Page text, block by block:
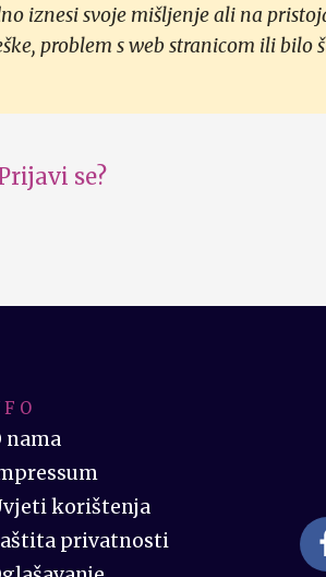
iznesi svoje mišljenje ali na
problem s web stranicom ili bilo
se?
O
nama
korištenja
privatnosti